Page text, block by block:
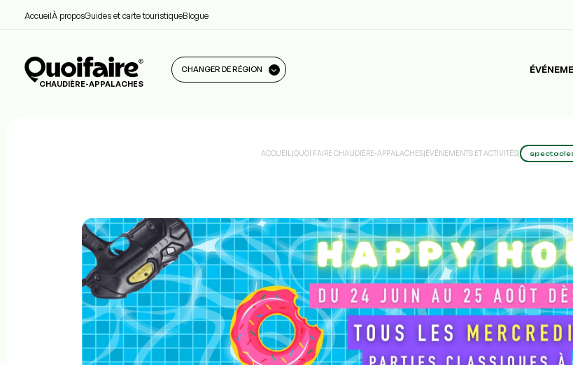
AccueilÀ proposGuides et carte touristiqueBlogue
CHAUDIÈRE-APPALACHES
CHANGER DE RÉGION
ACCUEIL |QUOI FAIRE CHAUDIÈRE-APPALACHES|ÉVÉNEMENTS ET ACTIVITÉS|